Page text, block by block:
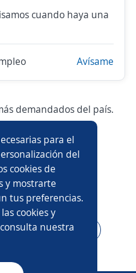
para el
del
cookies de
y mostrarte
tus preferencias.
cookies y
nuestra
cuando haya una
Avísame
demandados del país.
a comercial freelance
a telefónico
Auxiliar administrativo/a
a